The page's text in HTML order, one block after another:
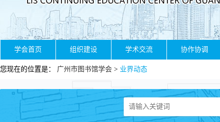
学会首页 组织建设 学术交流 协作协调
您现在的位置是： 广州市图书馆学会 > 业界动态